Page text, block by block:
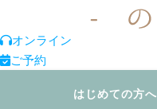
オンライン
ご予約
はじめての方へ